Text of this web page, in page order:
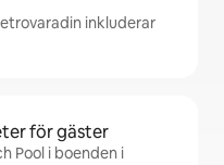
inkluderar
för gäster
Pool i boenden i